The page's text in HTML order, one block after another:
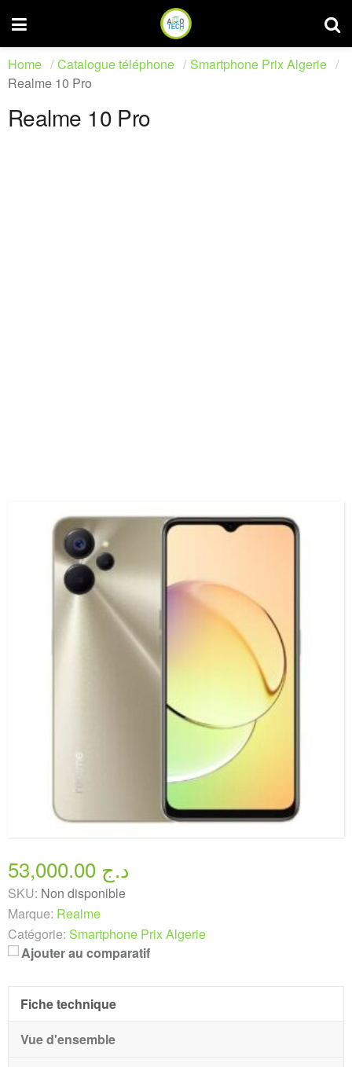
Home Catalogue téléphone
Smartphone Prix Algerie
Realme 10 Pro
Realme 10 Pro
53,000.00 د.ج
SKU: Non disponible
Marque: Realme
Catégorie: Smartphone Prix Algerie
Ajouter au comparatif
Fiche technique
Vue d'ensemble